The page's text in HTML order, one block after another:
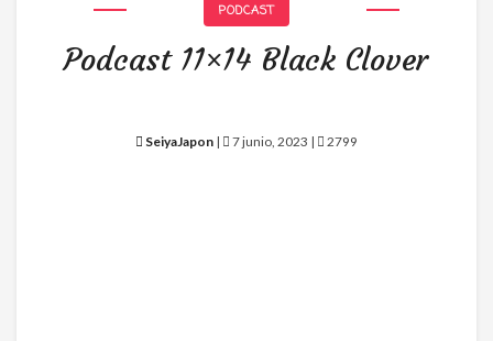
PODCAST
Podcast 11×14 Black Clover
SeiyaJapon | 7 junio, 2023 | 2799